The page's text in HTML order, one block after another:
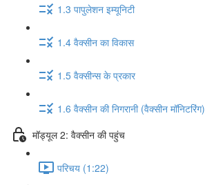
1.3 पापुलेशन इम्यूनिटी
1.4 वैक्सीन का विकास
1.5 वैक्सीन्स के प्रकार
1.6 वैक्सीन की निगरानी (वैक्सीन मॉनिटरिंग)
मॉड्यूल 2: वैक्सीन की पहुंच
परिचय (1:22)